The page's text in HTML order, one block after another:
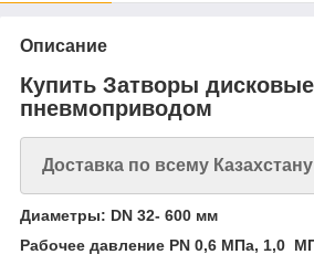
Описание
Купить Затворы
пневмоприводом
Доставка по всему
Диаметры: DN 32- 600 мм
Рабочее давление PN 0,6 МПа, 1,0